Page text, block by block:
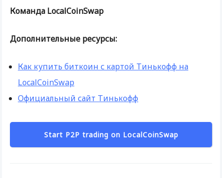
Команда LocalCoinSwap
Дополнительные ресурсы:
Как купить биткоин с картой Тинькофф на
LocalCoinSwap
Официальный сайт Тинькофф
Start P2P trading on LocalCoinSwap